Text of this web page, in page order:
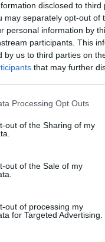
disclosed to third
may separately opt-out of
personal information by
participants. This
by us to third parties on
that may further
Processing Opt Outs
out of the Sharing of my
out of the Sale of my
out of processing my
for Targeted Advertising.
vad som helst. Det
för att läsa detta
här
ditt konto nedan:
mail